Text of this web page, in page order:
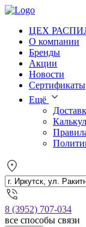
ЦЕХ
О компании
Бренды
Акции
Новости
Сертификаты
Ещё
8 (3952) 707-034
все способы связи